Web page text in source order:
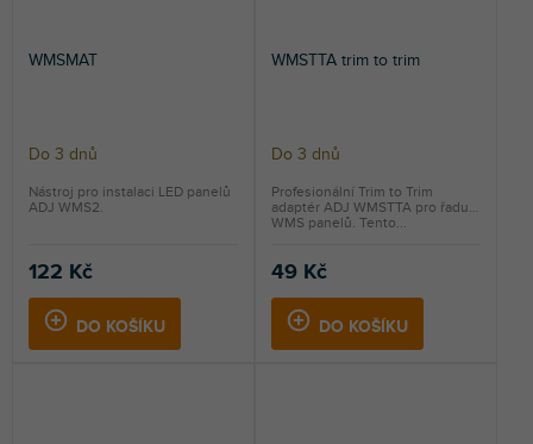
WMSMAT
Do 3 dnů
122 Kč
DO KOŠÍKU
Nástroj pro instalaci LED panelů
ADJ WMS2.
WMSTTA trim to trim
Do 3 dnů
49 Kč
DO KOŠÍKU
Profesionální Trim to Trim
adaptér ADJ WMSTTA pro řadu
WMS panelů. Tento...